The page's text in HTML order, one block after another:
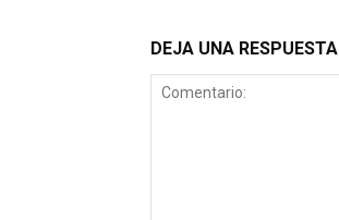
DEJA UNA RESPUESTA